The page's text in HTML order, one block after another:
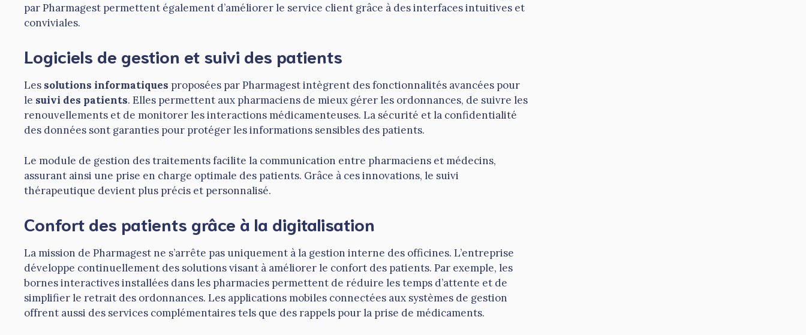
par Pharmagest permettent également d’améliorer le service client grâce à des interfaces intuitives et
conviviales.
Logiciels de gestion et suivi des patients
Les solutions informatiques proposées par Pharmagest intègrent des fonctionnalités avancées pour
le suivi des patients. Elles permettent aux pharmaciens de mieux gérer les ordonnances, de suivre les
renouvellements et de monitorer les interactions médicamenteuses. La sécurité et la confidentialité
des données sont garanties pour protéger les informations sensibles des patients.
Le module de gestion des traitements facilite la communication entre pharmaciens et médecins,
assurant ainsi une prise en charge optimale des patients. Grâce à ces innovations, le suivi
thérapeutique devient plus précis et personnalisé.
Confort des patients grâce à la digitalisation
La mission de Pharmagest ne s’arrête pas uniquement à la gestion interne des officines. L’entreprise
développe continuellement des solutions visant à améliorer le confort des patients. Par exemple, les
bornes interactives installées dans les pharmacies permettent de réduire les temps d’attente et de
simplifier le retrait des ordonnances. Les applications mobiles connectées aux systèmes de gestion
offrent aussi des services complémentaires tels que des rappels pour la prise de médicaments.